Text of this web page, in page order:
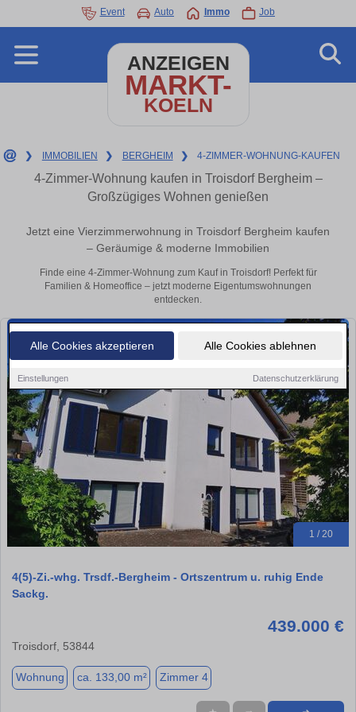
Alle Cookies akzeptieren Alle Cookies ablehnen
Einstellungen Datenschutzerklärung
Event Auto Immo Job
ANZEIGEN
MARKT-
KOELN
❯ IMMOBILIEN ❯ BERGHEIM ❯ 4-ZIMMER-WOHNUNG-KAUFEN
4-Zimmer-Wohnung kaufen in Troisdorf Bergheim –
Großzügiges Wohnen genießen
Jetzt eine Vierzimmerwohnung in Troisdorf Bergheim kaufen
– Geräumige & moderne Immobilien
Finde eine 4-Zimmer-Wohnung zum Kauf in Troisdorf! Perfekt für
Familien & Homeoffice – jetzt moderne Eigentumswohnungen
entdecken.
1 / 20
4(5)-Zi.-whg. Trsdf.-Bergheim - Ortszentrum u. ruhig Ende
Sackg.
439.000 €
Troisdorf, 53844
Wohnung ca. 133,00 m² Zimmer 4